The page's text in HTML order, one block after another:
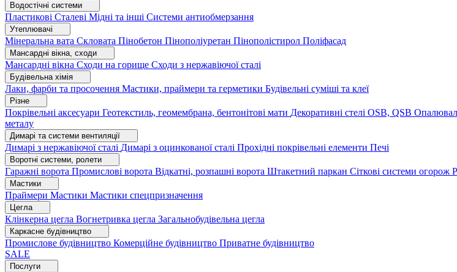
Водостічні системи
Пластикові Сталеві Мідні та інші Системи антиобмерзання
Утеплювачі
Мінеральна вата Скловата Пінобетон Пінополіуретан Пінополістирол Поліфасад
Мансардні вікна, сходи
Мансардні вікна Сходи на горище Сходи з нержавіючої сталі
Будівельна хімія
Лаки, фарби та просочення Мастики, праймери та герметики Будівельні суміші та клеї
Різне
Покрівельні аксесуари Геотекстиль, геомембрана, бентонітові мати Декоративні стелі OSB, QSB
металу
Димарі та системи вентиляції
Димарі з нержавіючої сталі Димарі з оцинкованої сталі Прохідні покрівельні елементи Печі
Воротні системи, ролети
Гаражні ворота Промислові ворота Відкатні, розпашні ворота Штакетний паркан Сіткові системи огорож
Мастики
Праймери Мастики Мастики спецпризначення
Цегла
Клінкерна цегла Вогнетривка цегла Загальнобудівельна цегла
Каркасне будівництво
Промислове будівництво Комерційне будівництво Приватне будівництво
SALE
Послуги